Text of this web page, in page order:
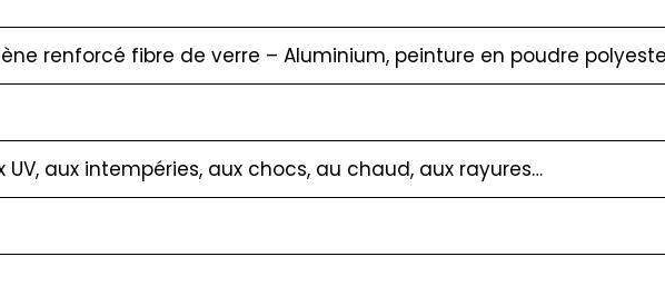
renforcé fibre de verre – Aluminium, peinture en poudre
aux intempéries, aux chocs, au chaud, aux rayures…